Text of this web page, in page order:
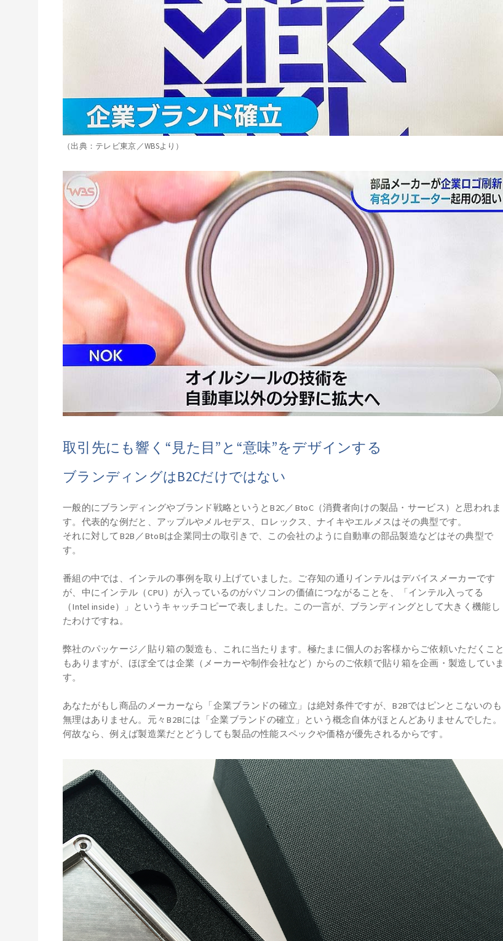
（出典：テレビ東京／WBSより）
取引先にも響く“見た目”と“意味”をデザインする
ブランディングはB2Cだけではない
一般的にブランディングやブランド戦略というとB2C／BtoC（消費者向けの製品・サービス）と思われま
す。代表的な例だと、アップルやメルセデス、ロレックス、ナイキやエルメスはその典型です。
それに対してB2B／BtoBは企業同士の取引きで、この会社のように自動車の部品製造などはその典型で
す。
番組の中では、インテルの事例を取り上げていました。ご存知の通りインテルはデバイスメーカーです
が、中にインテル（CPU）が入っているのがパソコンの価値につながることを、「インテル入ってる
（Intel inside）」というキャッチコピーで表しました。この一言が、ブランディングとして大きく機能し
たわけですね。
弊社のパッケージ／貼り箱の製造も、これに当たります。極たまに個人のお客様からご依頼いただくこと
もありますが、ほぼ全ては企業（メーカーや制作会社など）からのご依頼で貼り箱を企画・製造していま
す。
あなたがもし商品のメーカーなら「企業ブランドの確立」は絶対条件ですが、B2Bではピンとこないのも
無理はありません。元々B2Bには「企業ブランドの確立」という概念自体がほとんどありませんでした。
何故なら、例えば製造業だとどうしても製品の性能スペックや価格が優先されるからです。